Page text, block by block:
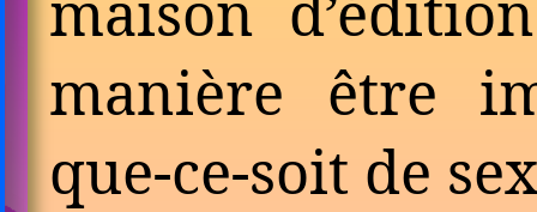
manière être
que-ce-soit de